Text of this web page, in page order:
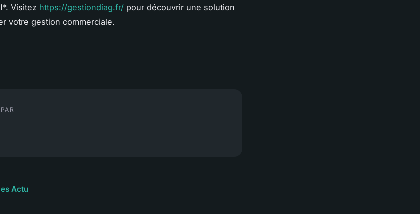
*. Visitez https://gestiondiag.fr/ pour découvrir une solution
votre gestion commerciale.
Actu